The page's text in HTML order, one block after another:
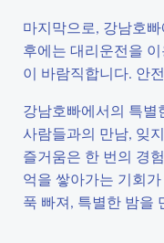
마지막으로, 강남호
후에는 대리운전을
이 바람직합니다. 안
강남호빠에서의 특별
사람들과의 만남, 잊
즐거움은 한 번의 경
억을 쌓아가는 기회
푹 빠져, 특별한 밤을